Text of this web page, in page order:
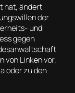
hat, ändert
der
und
gegen
von Linken vor,
oder zu den